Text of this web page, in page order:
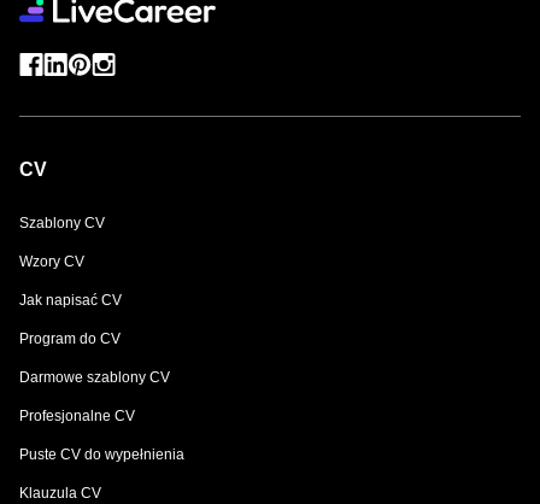
CV
Szablony CV
Wzory CV
Jak napisać CV
Program do CV
Darmowe szablony CV
Profesjonalne CV
Puste CV do wypełnienia
Klauzula CV